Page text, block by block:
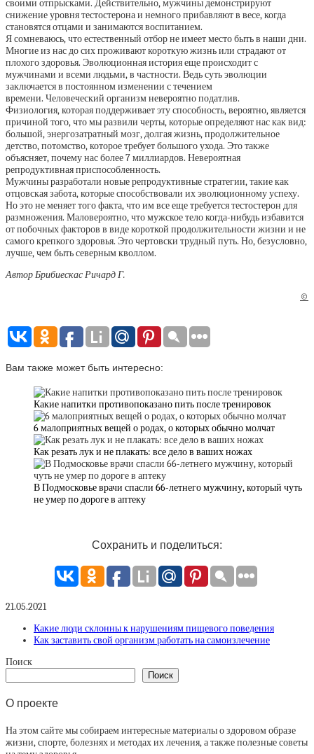
своими отпрысками. Действительно, мужчины демонстрируют
снижение уровня тестостерона и немного прибавляют в весе, когда
становятся отцами и занимаются воспитанием.
Я сомневаюсь, что естественный отбор не имеет место быть в наши дни.
Многие из нас до сих проживают короткую жизнь или страдают от
плохого здоровья. Эволюционная история еще происходит с
мужчинами и всеми людьми, в частности. Ведь суть эволюции
заключается в постоянном изменении с течением
времени. Человеческий организм невероятно податлив.
Физиология, которая поддерживает эту способность, вероятно, является
причиной того, что мы развили черты, которые определяют нас как вид:
большой, энергозатратный мозг, долгая жизнь, продолжительное
детство, потомство, которое требует большого ухода. Это также
объясняет, почему нас более 7 миллиардов. Невероятная
репродуктивная приспособленность.
Мужчины разработали новые репродуктивные стратегии, такие как
отцовская забота, которые способствовали их эволюционному успеху.
Но это не меняет того факта, что им все еще требуется тестостерон для
размножения. Маловероятно, что мужское тело когда-нибудь избавится
от побочных факторов в виде короткой продолжительности жизни и не
самого крепкого здоровья. Это чертовски трудный путь. Но, безусловно,
лучше, чем быть северным кволлом.
Автор Брибиескас Ричард Г.
©
Вам также может быть интересно:
Какие напитки противопоказано пить после тренировок
6 малоприятных вещей о родах, о которых обычно молчат
Как резать лук и не плакать: все дело в ваших ножах
В Подмосковье врачи спасли 66-летнего мужчину, который чуть
не умер по дороге в аптеку
Сохранить и поделиться:
21.05.2021
Какие люди склонны к нарушениям пищевого поведения
Как заставить свой организм работать на самоизлечение
Поиск
Поиск
О проекте
На этом сайте мы собираем интересные материалы о здоровом образе
жизни, спорте, болезнях и методах их лечения, а также полезные советы